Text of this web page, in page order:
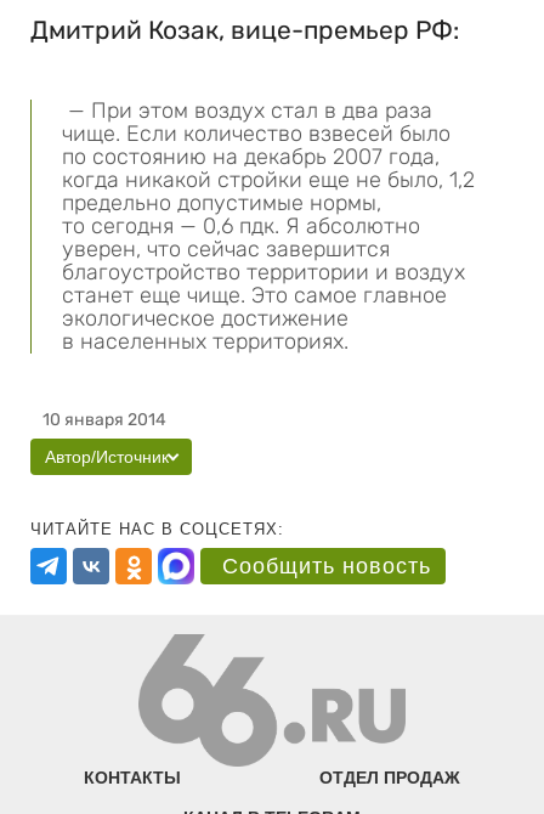
Дмитрий Козак, вице-премьер РФ:
— При этом воздух стал в два раза
чище. Если количество взвесей было
по состоянию на декабрь 2007 года,
когда никакой стройки еще не было, 1,2
предельно допустимые нормы,
то сегодня — 0,6 пдк. Я абсолютно
уверен, что сейчас завершится
благоустройство территории и воздух
станет еще чище. Это самое главное
экологическое достижение
в населенных территориях.
10 января 2014
Автор/Источник
ЧИТАЙТЕ НАС В СОЦСЕТЯХ:
Сообщить новость
КОНТАКТЫ ОТДЕЛ ПРОДАЖ